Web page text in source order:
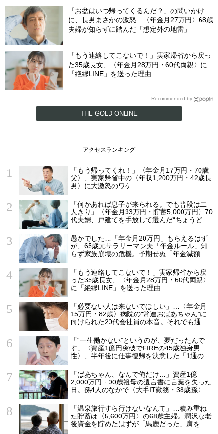
「お盆はいつ帰ってくるんだ？」の問いかけ
に、長男まさかの激怒…〈年金月27万円〉68歳
夫婦が知らずに踏んだ「想定外の地雷」
「もう連絡してこないで！」実家帰省から戻っ
た35歳長女、〈年金月28万円・60代両親〉に
「絶縁LINE」を送った理由
Recommended by
THE GOLD ONLINE
アクセスランキング
「もう帰ってくれ！」〈年金月17万円・70歳
父〉、実家帰省中の〈年収1,200万円・42歳長
男〉に大激怒のワケ
「何かあれば息子が来られる。でも普段は二
人きり」〈年金月33万円・貯蓄5,000万円〉70
代夫婦、戸建てを手放して選んだ“ちょうどい
愚かでした…「年金月20万円」もらえるはず
が、65歳元サラリーマン夫「年金ルール」知
らず家族崩壊の危機。予期せぬ「年金減額」5
「もう連絡してこないで！」実家帰省から戻
った35歳長女、〈年金月28万円・60代両親〉
に「絶縁LINE」を送った理由
「必要ない人は来ないでほしい」…〈年金月
15万円・82歳〉病院の“常連おばあちゃん”に
向けられた20代会社員の本音。それでも通い
「“一生働かない”というのが、夢だったんで
す」〈資産1億円突破でFIREの45歳独身男
性〉、半年後に仕事復帰を決意した「1通の通
「ばあちゃん、なんで俺だけ…」資産1億
2,000万円・90歳祖母の遺言書に言葉を失った
日。孫4人のなかで〈大手IT勤務・38歳孫〉だ
解説】
「温泉旅行すら行けないなんて」…積み重ね
た貯蓄は〈5,600万円〉の68歳主婦。潤沢な老
後資金を貯めたはずが「馬鹿だった」肩を落